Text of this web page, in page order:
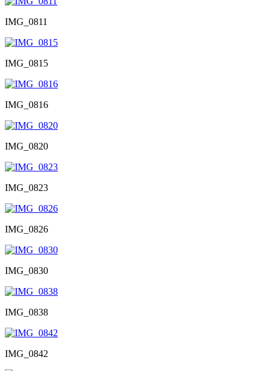
IMG_0811
IMG_0815
IMG_0816
IMG_0820
IMG_0823
IMG_0826
IMG_0830
IMG_0838
IMG_0842